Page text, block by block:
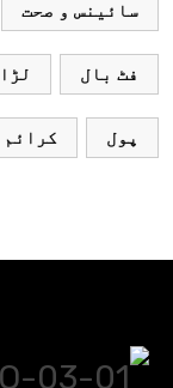
سائینس و صحت
فٹ بال
پول کرائم